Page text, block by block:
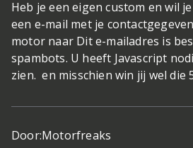
Heb je een eigen custom en wil
een e-mail met je
motor naar Dit e-mailadres is
spambots. U heeft Javascript
zien. en misschien win jij wel die
Door:Motorfreaks